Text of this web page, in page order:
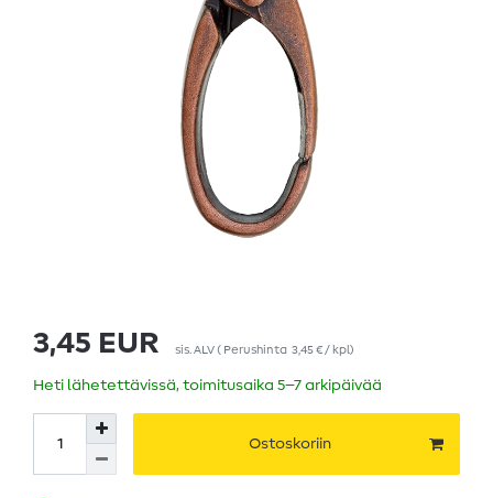
3,45 EUR sis. ALV( Perushinta 3,45 € / kpl)
Heti lähetettävissä, toimitusaika 5–7 arkipäivää
Ostoskoriin